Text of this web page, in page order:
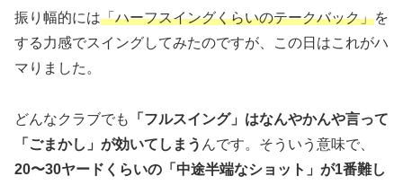
振り幅的には「ハーフスイングくらいのテークバック」を
する力感でスイングしてみたのですが、この日はこれがハ
マりました。
どんなクラブでも
「フルスイング」はなんやかんや言って
「ごまかし」が効いてしまう んです。そういう意味で、
20〜30ヤードくらいの「中途半端なショット」が1番難し